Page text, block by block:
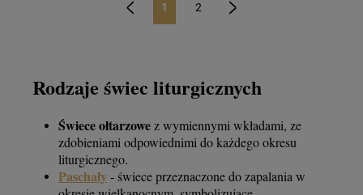
1 2
Rodzaje świec liturgicznych
Świece ołtarzowez wymiennymi wkładami, ze
zdobieniami odpowiednimi do każdego okresu
liturgicznego.
Paschały- świece przeznaczone do zapalania w